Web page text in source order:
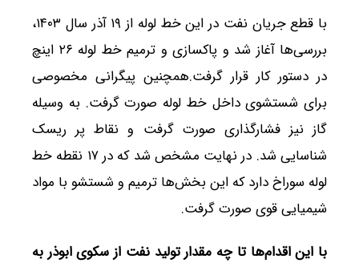
با قطع جریان نفت در این خط لوله از ۱۹ آذر سال ۱۴۰۳،
بررسی‌ها آغاز شد و پاکسازی و ترمیم خط لوله ۲۶ اینچ
در دستور کار قرار گرفت.همچنین پیگرانی مخصوصی
برای شستشوی داخل خط لوله صورت گرفت. به وسیله
گاز نیز فشارگذاری صورت گرفت و نقاط پر ریسک
شناسایی شد. در نهایت مشخص شد که در ۱۷ نقطه خط
لوله سوراخ دارد که این بخش‌ها ترمیم و شستشو با مواد
شیمیایی قوی صورت گرفت.
با این اقدام‌ها تا چه مقدار تولید نفت از سکوی ابوذر به